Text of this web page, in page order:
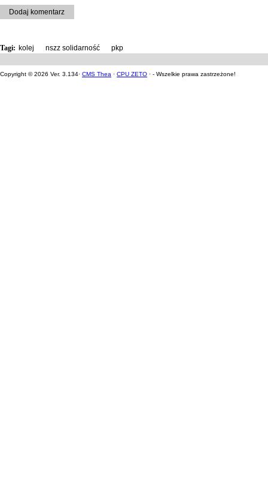
Dodaj komentarz
Tagi: kolej nszz solidarność pkp
Copyright © 2026 Ver. 3.134· CMS Thea · CPU ZETO · - Wszelkie prawa zastrzeżone!